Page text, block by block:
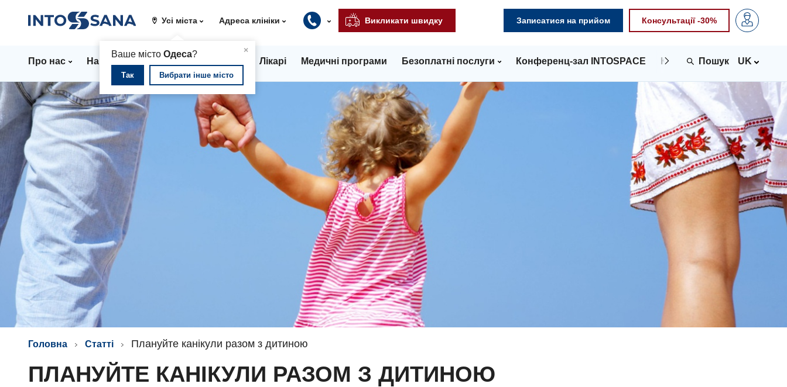
Усі міста
×
Ваше місто Одеса?
Так Вибрати інше місто
Адреса клініки Викликати швидку Записатися на прийом Консультації -30%
Про нас Напрямки Стаціонар Лікарі Медичні програми Безоплатні послуги Конференц-зал INTOSPACE Контакти UK
Головна Статті Плануйте канікули разом з дитиною
ПЛАНУЙТЕ КАНІКУЛИ РАЗОМ З ДИТИНОЮ